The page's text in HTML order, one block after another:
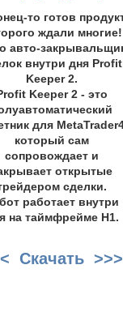
то готов
ждали многие!
авто-
внутри дня Profit
Keeper 2.
Keeper 2 - это
для
который сам
сопровождает и
открытые
сделки.
работает внутри
на таймфрейме H1.
Скачать >>>